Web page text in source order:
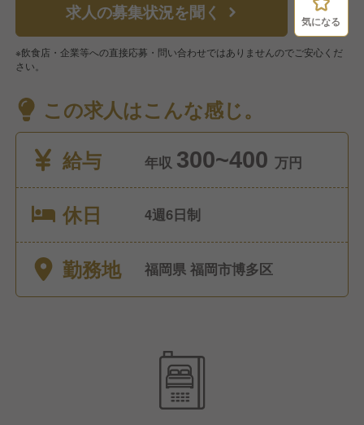
求人の募集状況を聞く 気になる
※飲食店・企業等への直接応募・問い合わせではありませんのでご安心くだ
さい。
この求人はこんな感じ。
給与
年収 300~400 万円
休日 4週6日制
勤務地 福岡県 福岡市博多区
気になる